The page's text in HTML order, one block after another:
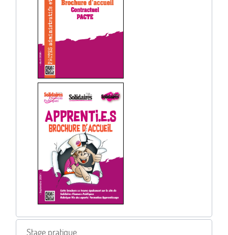
Stage pratique